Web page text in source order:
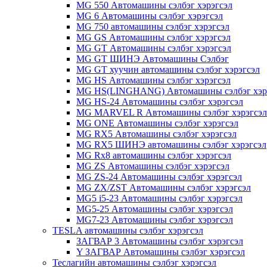
MG 550 Автомашины сэлбэг хэрэгсэл
MG 6 Автомашины сэлбэг хэрэгсэл
MG 750 автомашины сэлбэг хэрэгсэл
MG GS Автомашины сэлбэг хэрэгсэл
MG GT Автомашины сэлбэг хэрэгсэл
MG GT ШИНЭ Автомашины Сэлбэг
MG GT хуучин автомашины сэлбэг хэрэгсэл
MG HS Автомашины сэлбэг хэрэгсэл
MG HS(LINGHANG) Автомашины сэлбэг
MG HS-24 Автомашины сэлбэг хэрэгсэл
MG MARVEL R Автомашины сэлбэг хэрэгсэл
MG ONE Автомашины сэлбэг хэрэгсэл
MG RX5 Автомашины сэлбэг хэрэгсэл
MG RX5 ШИНЭ автомашины сэлбэг хэрэгсэл
MG Rx8 автомашины сэлбэг хэрэгсэл
MG ZS Автомашины сэлбэг хэрэгсэл
MG ZS-24 Автомашины сэлбэг хэрэгсэл
MG ZX/ZST Автомашины сэлбэг хэрэгсэл
MG5 i5-23 Автомашины сэлбэг хэрэгсэл
MG5-25 Автомашины сэлбэг хэрэгсэл
MG7-23 Автомашины сэлбэг хэрэгсэл
TESLA автомашины сэлбэг хэрэгсэл
ЗАГВАР 3 Автомашины сэлбэг хэрэгсэл
Y ЗАГВАР Автомашины сэлбэг хэрэгсэл
Теслагийн автомашины сэлбэг хэрэгсэл